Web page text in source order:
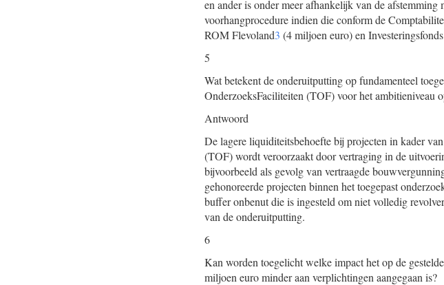
en ander is onder meer afhankelijk van de
voorhangprocedure indien die conform de
ROM Flevoland3 (4 miljoen euro) en
5
Wat betekent de onderuitputting op fundamenteel
OnderzoeksFaciliteiten (TOF) voor het ambitieniveau
Antwoord
De lagere liquiditeitsbehoefte bij projecten in kader
(TOF) wordt veroorzaakt door vertraging in de
bijvoorbeeld als gevolg van vertraagde
gehonoreerde projecten binnen het toegepast
buffer onbenut die is ingesteld om niet volledig
van de onderuitputting.
6
Kan worden toegelicht welke impact het op de
miljoen euro minder aan verplichtingen aangegaan is?